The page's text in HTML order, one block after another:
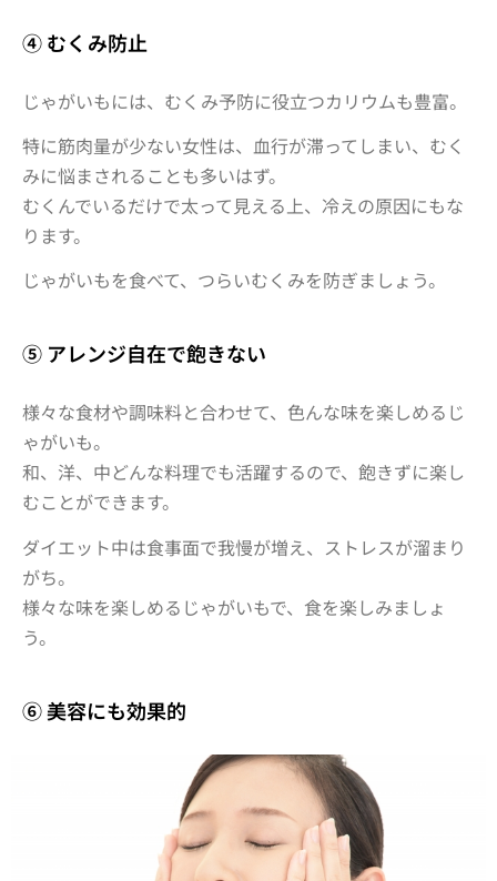
④ むくみ防止
じゃがいもには、むくみ予防に役立つカリウムも豊富。
特に筋肉量が少ない女性は、血行が滞ってしまい、むく
みに悩まされることも多いはず。
むくんでいるだけで太って見える上、冷えの原因にもな
ります。
じゃがいもを食べて、つらいむくみを防ぎましょう。
⑤ アレンジ自在で飽きない
様々な食材や調味料と合わせて、色んな味を楽しめるじ
ゃがいも。
和、洋、中どんな料理でも活躍するので、飽きずに楽し
むことができます。
ダイエット中は食事面で我慢が増え、ストレスが溜まり
がち。
様々な味を楽しめるじゃがいもで、食を楽しみましょ
う。
⑥ 美容にも効果的